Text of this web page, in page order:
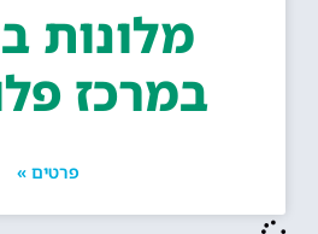
מלונות
במרכז